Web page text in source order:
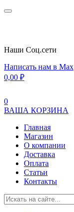
Наши Cоц.сети
Написать нам в Max
0,00 ₽
0
ВАША КОРЗИНА
Главная
Магазин
О компании
Доставка
Оплата
Статьи
Контакты